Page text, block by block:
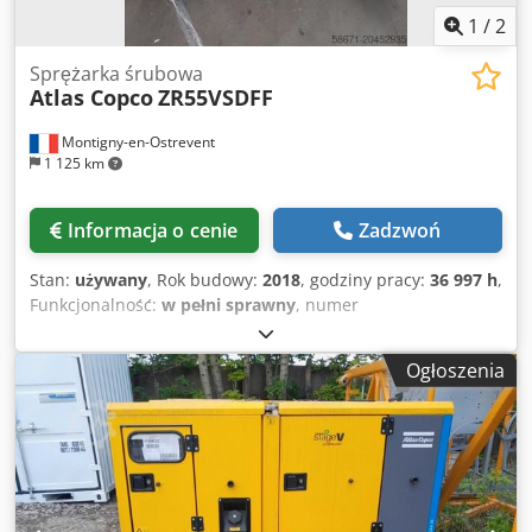
1 /2
Montigny-en-Ostrevent
1 125 km
Sprężarka śrubowa
Atlas CopcoZR55VSDFF
Informacja o cenie Zadzwoń
Stan: używany, Rok budowy: 2018, godziny pracy: 36 997 h,
Funkcjonalność: w pełni sprawny, numer
API794107, masa całkowita:
całkowita długość:2 450 mm, całkowita szerokość:1 020
mm, całkowita wysokość:1 830 mm, moc:55 kW (74,78
KM), ciśnienie robocze:9 belka, rodzaj chłodzenia:
powietrze, Wyposażenie:
Tabliczka znamionowa
dostępna, kompresor, system sprężonego powietrza,
Smarowany sprężarka powietrza Atlas Copco ZR55VSDFF to
idealny wybór dla osób poszukujących wydajnych i
Ogłoszenia